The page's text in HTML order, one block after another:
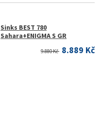
Sinks BEST 780
Sahara+ENIGMA S GR
9.880 Kč 8.889 Kč